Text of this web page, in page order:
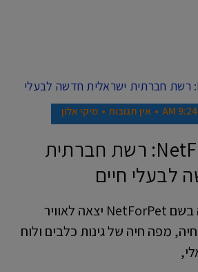
9:24 AM אין תגובות מיקי אלון
הושקה NetForPet: רשת חברתית
לבעלי חיים
רשת חברתית חדשה בשם NetForPet יצאה לאוויר
מפה חיה של גינות כלבים ולוח